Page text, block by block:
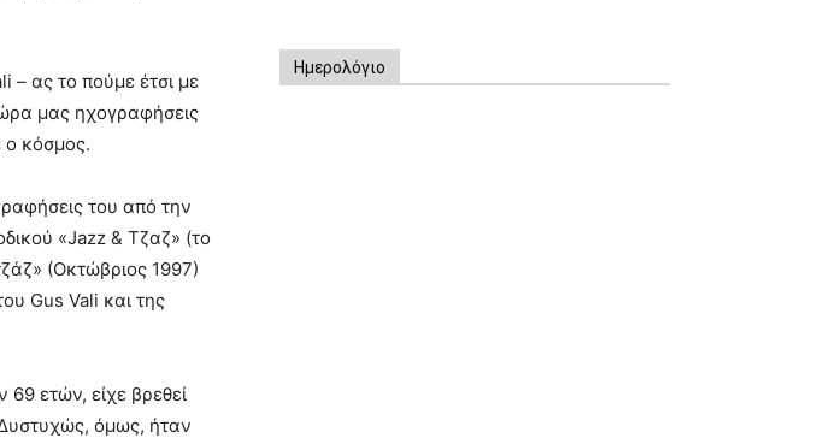
– ας το πούμε έτσι με
μας ηχογραφήσεις
ο κόσμος.
του από την
«Jazz & Tζαζ» (το
(Οκτώβριος 1997)
Gus Vali και της
69 ετών, είχε βρεθεί
όμως, ήταν
Ημερολόγιο